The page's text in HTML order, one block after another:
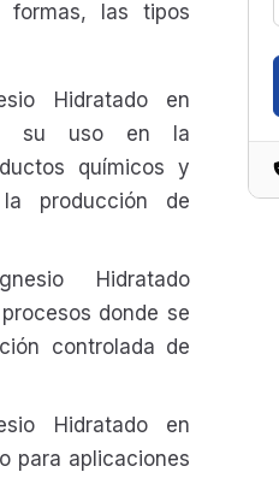
formas, las tipos
Hidratado en
su uso en la
químicos y
producción de
Hidratado
donde se
controlada de
Hidratado en
para aplicaciones